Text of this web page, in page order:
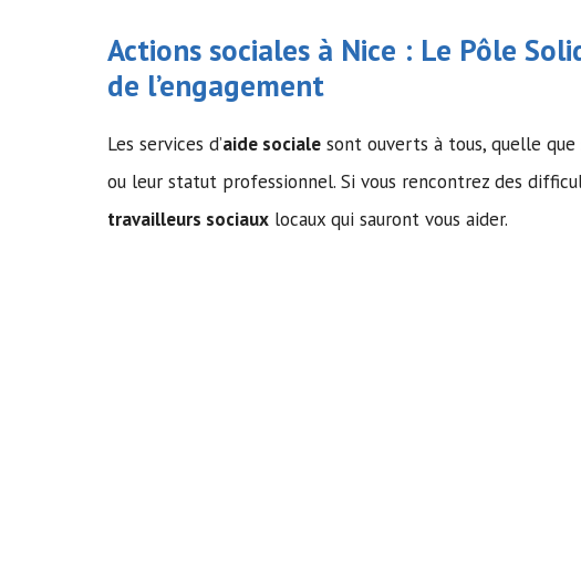
Actions sociales à Nice : Le Pôle
de l’engagement
Les services d’aide sociale sont ouverts à tous, quelle
ou leur statut professionnel. Si vous rencontrez des
travailleurs sociaux locaux qui sauront vous aider.